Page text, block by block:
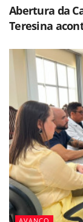
Abertura da
Teresina